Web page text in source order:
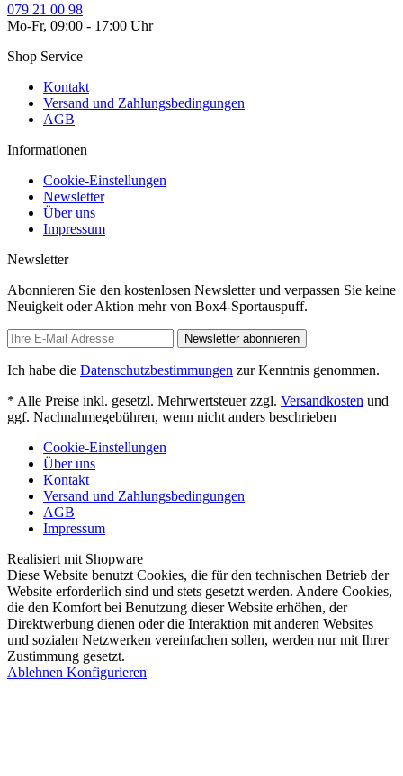
079 21 00 98
Mo-Fr, 09:00 - 17:00 Uhr
Shop Service
Kontakt
Versand und Zahlungsbedingungen
AGB
Informationen
Cookie-Einstellungen
Newsletter
Über uns
Impressum
Newsletter
Abonnieren Sie den kostenlosen Newsletter und verpassen Sie keine
Neuigkeit oder Aktion mehr von Box4-Sportauspuff.
Newsletter abonnieren
Ich habe die Datenschutzbestimmungen zur Kenntnis genommen.
* Alle Preise inkl. gesetzl. Mehrwertsteuer zzgl. Versandkosten und
ggf. Nachnahmegebühren, wenn nicht anders beschrieben
Cookie-Einstellungen
Über uns
Kontakt
Versand und Zahlungsbedingungen
AGB
Impressum
Realisiert mit Shopware
Diese Website benutzt Cookies, die für den technischen Betrieb der
Website erforderlich sind und stets gesetzt werden. Andere Cookies,
die den Komfort bei Benutzung dieser Website erhöhen, der
Direktwerbung dienen oder die Interaktion mit anderen Websites
und sozialen Netzwerken vereinfachen sollen, werden nur mit Ihrer
Zustimmung gesetzt.
Ablehnen Konfigurieren